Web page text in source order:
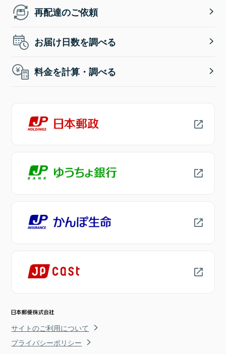
再配達のご依頼
お届け日数を調べる
料金を計算・調べる
サイトのご利用について
プライバシーポリシー